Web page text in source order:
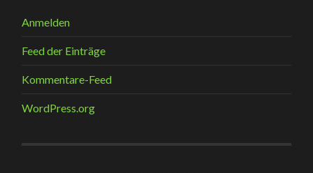
Anmelden
Feed der Einträge
Kommentare-Feed
WordPress.org